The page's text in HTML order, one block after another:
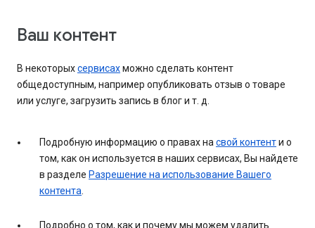
Ваш контент
В некоторыхсервисахможно сделать контент
общедоступным, например опубликовать отзыв о товаре
или услуге, загрузить запись в блог и т. д.
Подробную информацию о правах на свой контенти о
том, как он используется в наших сервисах, Вы найдете
в разделе Разрешение на использование Вашего
контента
Подробно о том, как и почему мы можем удалить